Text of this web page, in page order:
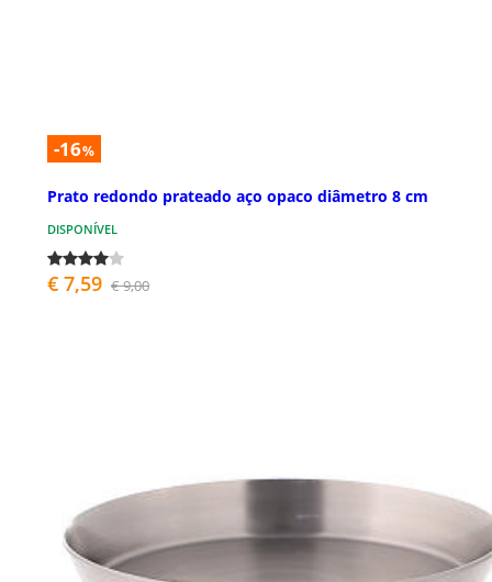
-16%
Prato redondo prateado aço opaco diâmetro 8 cm
DISPONÍVEL
€ 7,59 € 9,00